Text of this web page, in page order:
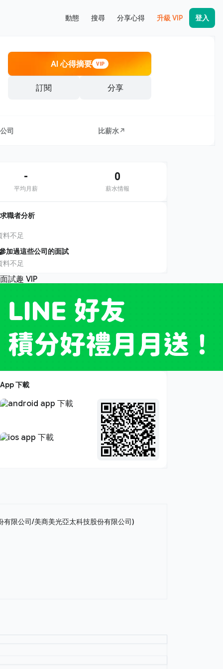
動態 搜尋 分享心得 升級 VIP 登入
AI 心得摘要 VIP
訂閱 分享
司 比薪水↗
-
平均月薪
0
薪水情報
求職者分析
料不足
加過這些公司的面試
料不足
App 下載
限公司/美商美光亞太科技股份有限公司)